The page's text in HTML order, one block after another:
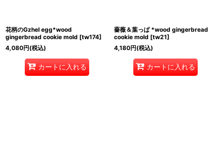
花柄のGzhel egg*wood
gingerbread cookie mold [tw174]
4,080円(税込)
カートに入れる
薔薇＆葉っぱ *wood gingerbread
cookie mold [tw21]
4,180円(税込)
カートに入れる